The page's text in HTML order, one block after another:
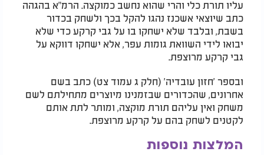
עליו תורת כלי והרי שהוא נחשב כמוקצה. הרמ"א בהגהה
כתב שיוצאי אשכנז נהגו להקל בכך ולשחק בכדור
בשבת, ובלבד שלא ישחקו בו על גבי קרקע כדי שלא
יבואו לידי השוואת גומות עפר, אלא ישחקו דווקא על
גבי קרקע מרוצפת.
ובספר 'חזון עובדיה' (חלק ג עמוד צט) כתב בשם
אחרונים, שהכדורים שבזמנינו מיוצרים מתחילתם לשם
משחק ואין עליהם תורת מוקצה, ומותר לתת אותם
לקטנים לשחק בהם על קרקע מרוצפת.
המלצות נוספות